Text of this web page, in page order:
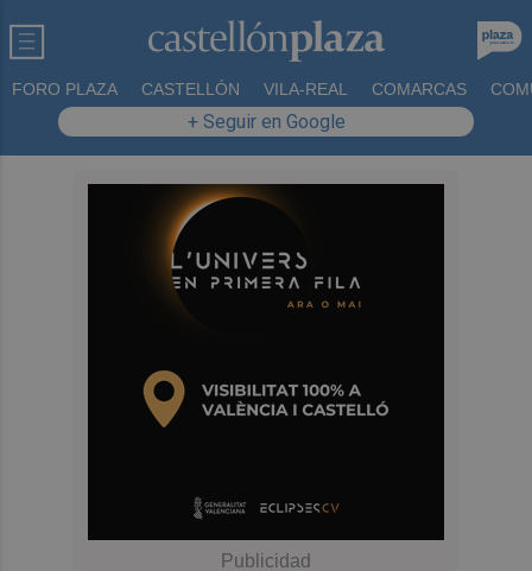
FORO PLAZA CASTELLÓN VILA-REAL COMARCAS
+ Seguir en Google